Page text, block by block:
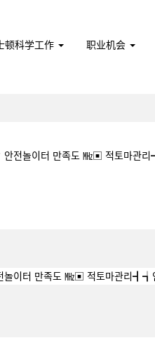
顿科学工作 职业机会
전놀이터 만족도 ㎒▣ 적토마관